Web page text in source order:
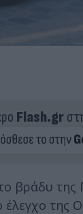
Flash.gr
βράδυ